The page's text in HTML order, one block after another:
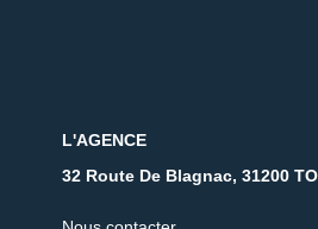
L'AGENCE
32 Route De Blagnac, 31200